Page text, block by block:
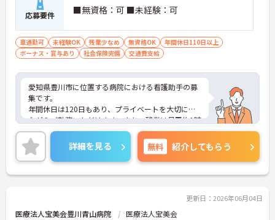
応募要件 ■無資格：可 ■未経験：可
車通勤可 未経験OK 残業少なめ 無資格OK
年間休日110日以上
ボーナス・賞与あり
社会保険完備 交通費支給
愛知県豊川市に位置する病院における看護助手の募
集です。
年間休日は120日もあり、プライベートを大切にし
ながらご勤務いただけます。また、残業は月平均1時
間程度なので、ワークライフバランスを保ちながら
ご勤務いただけます。
ご興味のある方には、面接対策ポイントなど、さら
に詳細をお話しいたしますのでお気軽にご相談くだ
さい！
詳細を見る 無料 紹介してもらう
更新日：2026年06月04日
医療法人宝美会豊川青山病院 医療法人宝美会